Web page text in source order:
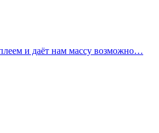
и даёт нам массу возможно…